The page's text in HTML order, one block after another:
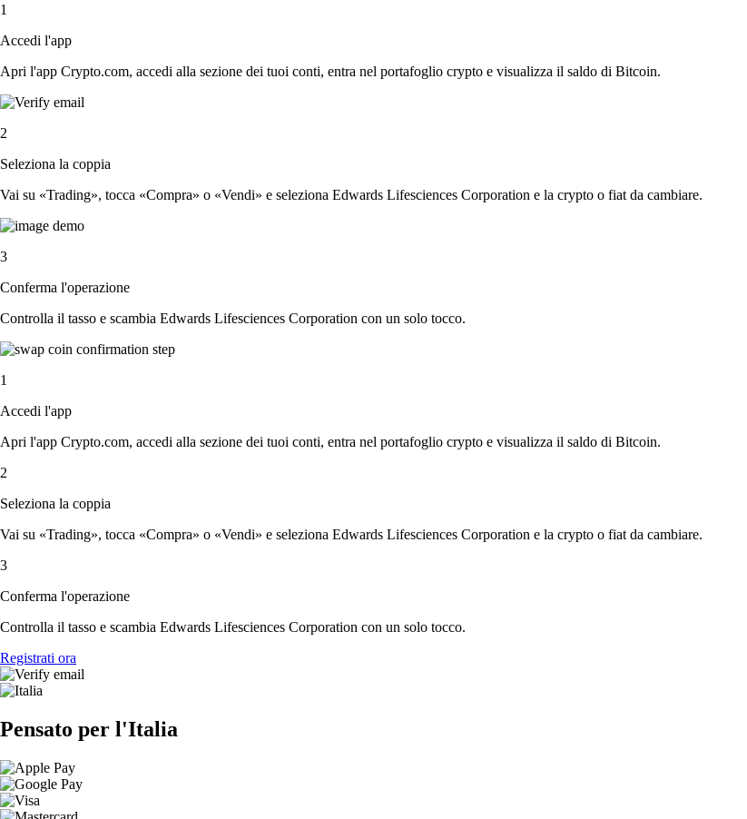
1
Accedi l'app
Apri l'app Crypto.com, accedi alla sezione dei tuoi conti, entra nel portafoglio crypto e visualizza il saldo di Bitcoin.
2
Seleziona la coppia
Vai su «Trading», tocca «Compra» o «Vendi» e seleziona Edwards Lifesciences Corporation e la crypto o fiat da cambiare.
3
Conferma l'operazione
Controlla il tasso e scambia Edwards Lifesciences Corporation con un solo tocco.
1
Accedi l'app
Apri l'app Crypto.com, accedi alla sezione dei tuoi conti, entra nel portafoglio crypto e visualizza il saldo di Bitcoin.
2
Seleziona la coppia
Vai su «Trading», tocca «Compra» o «Vendi» e seleziona Edwards Lifesciences Corporation e la crypto o fiat da cambiare.
3
Conferma l'operazione
Controlla il tasso e scambia Edwards Lifesciences Corporation con un solo tocco.
Registrati ora
Pensato per l'Italia